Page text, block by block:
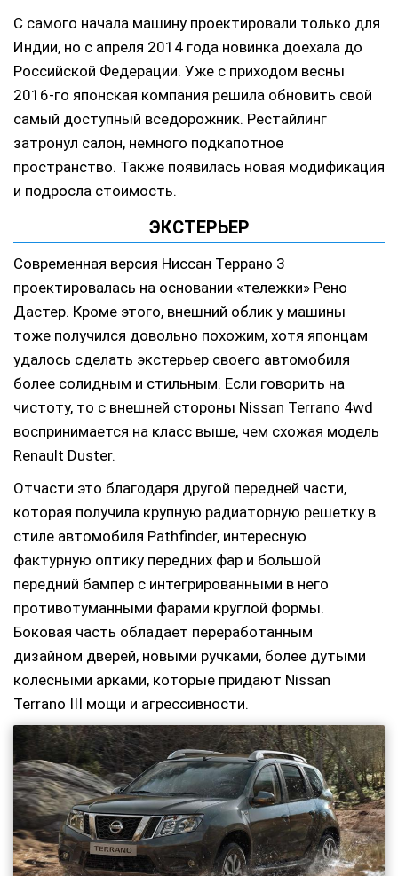
С самого начала машину проектировали только для
Индии, но с апреля 2014 года новинка доехала до
Российской Федерации. Уже с приходом весны
2016-го японская компания решила обновить свой
самый доступный вседорожник. Рестайлинг
затронул салон, немного подкапотное
пространство. Также появилась новая модификация
и подросла стоимость.
ЭКСТЕРЬЕР
Современная версия Ниссан Террано 3
проектировалась на основании «тележки» Рено
Дастер. Кроме этого, внешний облик у машины
тоже получился довольно похожим, хотя японцам
удалось сделать экстерьер своего автомобиля
более солидным и стильным. Если говорить на
чистоту, то с внешней стороны Nissan Terrano 4wd
воспринимается на класс выше, чем схожая модель
Renault Duster.
Отчасти это благодаря другой передней части,
которая получила крупную радиаторную решетку в
стиле автомобиля Pathfinder, интересную
фактурную оптику передних фар и большой
передний бампер с интегрированными в него
противотуманными фарами круглой формы.
Боковая часть обладает переработанным
дизайном дверей, новыми ручками, более дутыми
колесными арками, которые придают Nissan
Terrano III мощи и агрессивности.